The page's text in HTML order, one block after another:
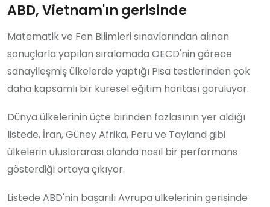
ABD, Vietnam'ın gerisinde
Matematik ve Fen Bilimleri sınavlarından alınan
sonuçlarla yapılan sıralamada OECD'nin görece
sanayileşmiş ülkelerde yaptığı Pisa testlerinden çok
daha kapsamlı bir küresel eğitim haritası görülüyor.
Dünya ülkelerinin üçte birinden fazlasının yer aldığı
listede, İran, Güney Afrika, Peru ve Tayland gibi
ülkelerin uluslararası alanda nasıl bir performans
gösterdiği ortaya çıkıyor.
Listede ABD'nin başarılı Avrupa ülkelerinin gerisinde